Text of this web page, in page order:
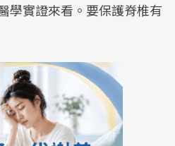
學實證來看。要保護脊椎有